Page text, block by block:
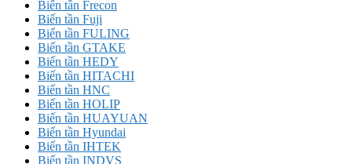
Biến tần Frecon
Biến tần Fuji
Biến tần FULING
Biến tần GTAKE
Biến tần HEDY
Biến tần HITACHI
Biến tần HNC
Biến tần HOLIP
Biến tần HUAYUAN
Biến tần Hyundai
Biến tần IHTEK
Biến tần INDVS